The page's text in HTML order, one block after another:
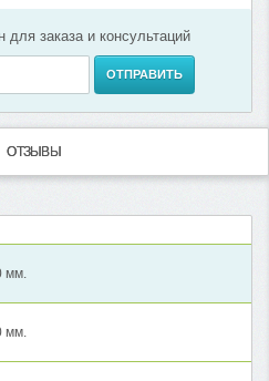
заказа и консультаций
ОТПРАВИТЬ
ОТЗЫВЫ
мм.
мм.